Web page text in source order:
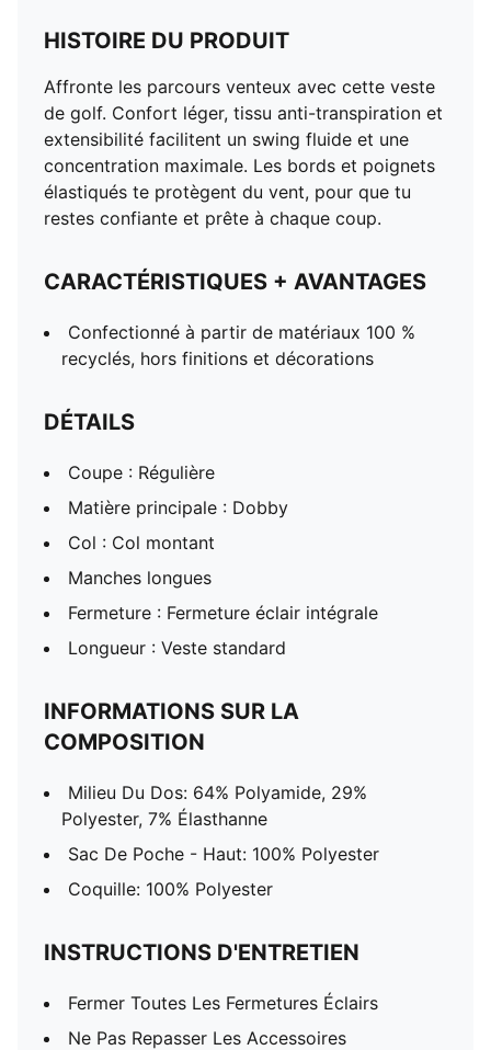
HISTOIRE DU PRODUIT
Affronte les parcours venteux avec cette veste
de golf. Confort léger, tissu anti-transpiration et
extensibilité facilitent un swing fluide et une
concentration maximale. Les bords et poignets
élastiqués te protègent du vent, pour que tu
restes confiante et prête à chaque coup.
CARACTÉRISTIQUES + AVANTAGES
Confectionné à partir de matériaux 100 %
recyclés, hors finitions et décorations
DÉTAILS
Coupe : Régulière
Matière principale : Dobby
Col : Col montant
Manches longues
Fermeture : Fermeture éclair intégrale
Longueur : Veste standard
INFORMATIONS SUR LA
COMPOSITION
Milieu Du Dos: 64% Polyamide, 29%
Polyester, 7% Élasthanne
Sac De Poche - Haut: 100% Polyester
Coquille: 100% Polyester
INSTRUCTIONS D'ENTRETIEN
Fermer Toutes Les Fermetures Éclairs
Ne Pas Repasser Les Accessoires